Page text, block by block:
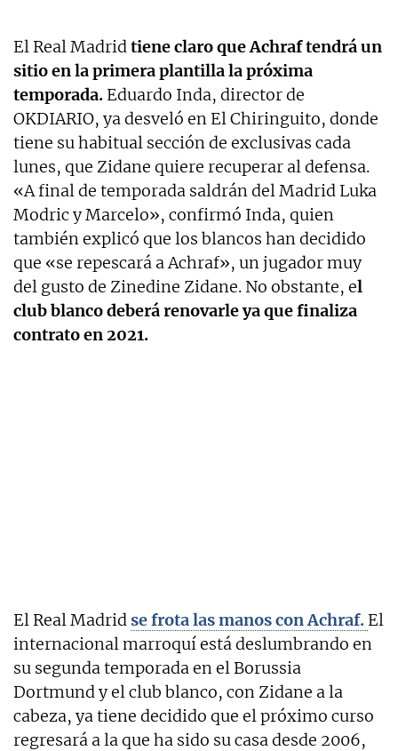
El Real Madridtiene claro que Achraf tendrá un
sitio en la primera plantilla la próxima
temporada. Eduardo Inda, director de
OKDIARIO, ya desveló en El Chiringuito, donde
tiene su habitual sección de exclusivas cada
lunes, que Zidane quiere recuperar al defensa.
«A final de temporada saldrán del Madrid Luka
Modric y Marcelo», confirmó Inda, quien
también explicó que los blancos han decidido
que «se repescará a Achraf», un jugador muy
del gusto de Zinedine Zidane. No obstante, el
club blanco deberá renovarle ya que finaliza
contrato en 2021.
El Real Madrid se frota las manos con Achraf. El
internacional marroquí está deslumbrando en
su segunda temporada en el Borussia
Dortmund y el club blanco, con Zidane a la
cabeza, ya tiene decidido que el próximo curso
regresará a la que ha sido su casa desde 2006,